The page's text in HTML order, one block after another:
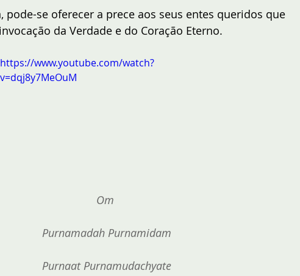
pode-se oferecer a prece aos seus entes queridos que
da Verdade e do Coração Eterno.
https://www.youtube.com/watch?
v=dqj8y7MeOuM
Om
Purnamadah Purnamidam
Purnaat Purnamudachyate